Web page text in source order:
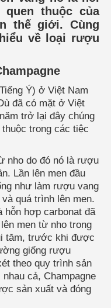
thuộc của
thế giới. Cùng
về loại rượu
Ý) ở Việt Nam
đã có mặt ở Việt
trở lại đây chúng
trong các tiệc
nho do đó nó là rượu
Lần lên men đầu
như làm rượu vang
quá trình lên men.
hỗn hợp carbonat đã
men từ nho trong
tăm, trước khi được
giống rượu
theo quy trình sản
cả, Champagne
sản xuất và đóng